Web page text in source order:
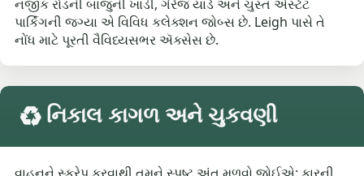
નજીક રોડની બાજુની ખાડી, ગેરેજ યાર્ડ અને ચુસ્ત એસ્ટેટ
પાર્કિંગની જગ્યા એ વિવિધ કલેક્શન જોબ્સ છે. Leigh પાસે તે
નોંધ માટે પૂરતી વૈવિધ્યસભર ઍક્સેસ છે.
♻️ નિકાલ કાગળ અને ચુકવણી